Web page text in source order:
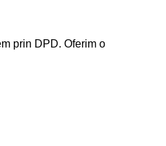
prin DPD. Oferim o